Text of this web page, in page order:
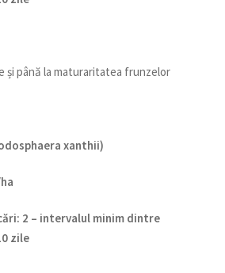
și până la maturaritatea frunzelor
xanthii)
: 2 – intervalul minim dintre
zile